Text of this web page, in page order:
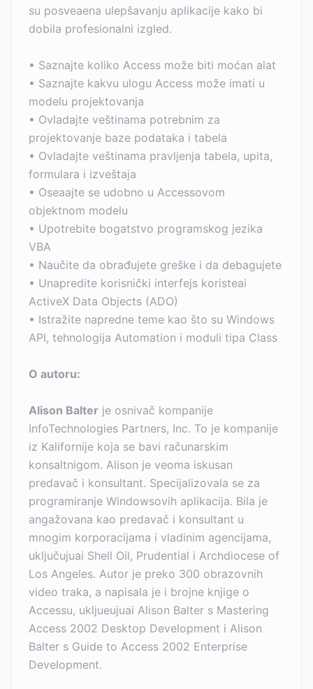
su posveaena ulepšavanju aplikacije kako bi
dobila profesionalni izgled.
• Saznajte koliko Access može biti moćan alat
• Saznajte kakvu ulogu Access može imati u
modelu projektovanja
• Ovladajte veštinama potrebnim za
projektovanje baze podataka i tabela
• Ovladajte veštinama pravljenja tabela, upita,
formulara i izveštaja
• Oseaajte se udobno u Accessovom
objektnom modelu
• Upotrebite bogatstvo programskog jezika
VBA
• Naučite da obrađujete greške i da debagujete
• Unapredite korisnički interfejs koristeai
ActiveX Data Objects (ADO)
• Istražite napredne teme kao što su Windows
API, tehnologija Automation i moduli tipa Class
O autoru:
Alison Balter je osnivač kompanije
InfoTechnologies Partners, Inc. To je kompanije
iz Kalifornije koja se bavi računarskim
konsaltnigom. Alison je veoma iskusan
predavač i konsultant. Specijalizovala se za
programiranje Windowsovih aplikacija. Bila je
angažovana kao predavač i konsultant u
mnogim korporacijama i vladinim agencijama,
uključujuai Shell Oil, Prudential i Archdiocese of
Los Angeles. Autor je preko 300 obrazovnih
video traka, a napisala je i brojne knjige o
Accessu, ukljueujuai Alison Balter s Mastering
Access 2002 Desktop Development i Alison
Balter s Guide to Access 2002 Enterprise
Development.